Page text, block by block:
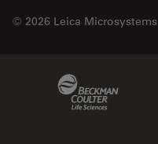
© 2026 Leica Microsystems